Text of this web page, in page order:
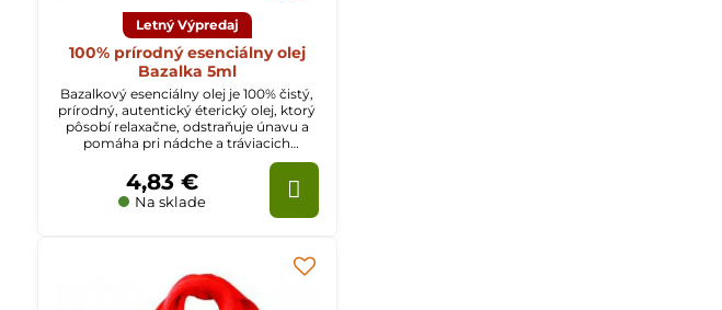
Letný Výpredaj
100% prírodný esenciálny olej
Bazalka 5ml
Bazalkový esenciálny olej je 100% čistý,
prírodný, autentický éterický olej, ktorý
pôsobí relaxačne, odstraňuje únavu a
pomáha pri nádche a tráviacich
Na sklade
4,83 €